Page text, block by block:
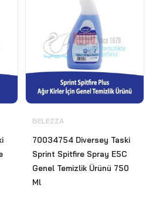
BELEZZA
70034754 Diversey Taski
Sprint Spitfire Spray E5C
Genel Temizlik Ürünü 750
Ml